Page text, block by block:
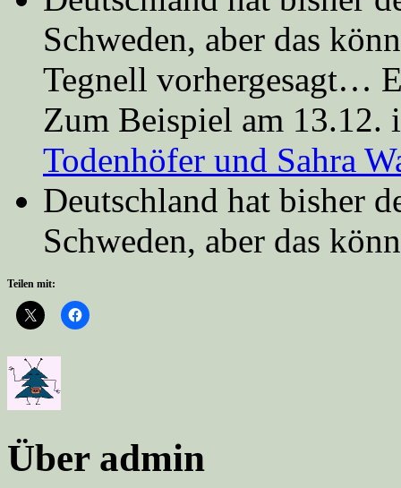
Schweden, aber das
Tegnell vorhergesagt…
Zum Beispiel am 13.12.
Todenhöfer und Sahra
Deutschland hat bisher
Schweden, aber das
Teilen mit:
Über admin